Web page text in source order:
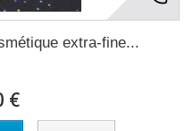
extra-fine...
€